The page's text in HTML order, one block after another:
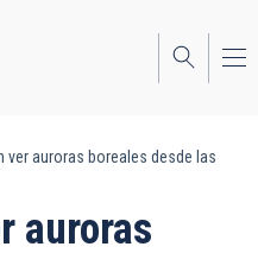
ver auroras boreales desde las
auroras